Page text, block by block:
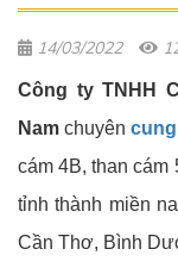
14/03/2022
Công ty TNHH
Nam chuyên
cám 4B, than cám
tỉnh thành miền
Cần Thơ, Bình